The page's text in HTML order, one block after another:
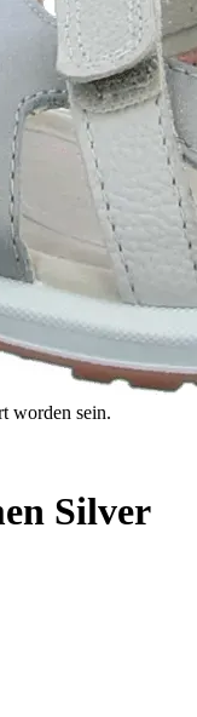
worden sein.
Silver